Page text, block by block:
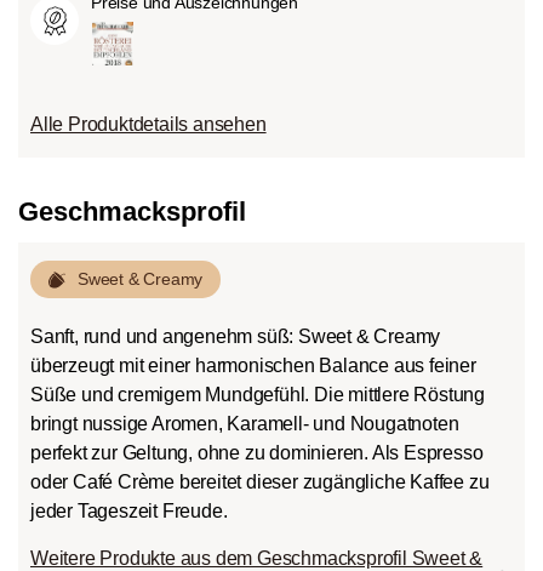
Alle Produktdetails ansehen
Geschmacksprofil
Sweet & Creamy
Sanft, rund und angenehm süß: Sweet & Creamy
überzeugt mit einer harmonischen Balance aus feiner
Süße und cremigem Mundgefühl. Die mittlere Röstung
bringt nussige Aromen, Karamell- und Nougatnoten
perfekt zur Geltung, ohne zu dominieren. Als Espresso
oder Café Crème bereitet dieser zugängliche Kaffee zu
jeder Tageszeit Freude.
Weitere Produkte aus dem Geschmacksprofil Sweet &